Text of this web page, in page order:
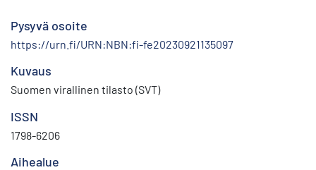
Pysyvä osoite
https://urn.fi/URN:NBN:fi-fe20230921135097
Kuvaus
Suomen virallinen tilasto (SVT)
ISSN
1798-6206
Aihealue